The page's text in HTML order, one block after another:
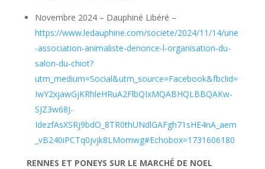
Novembre 2024 – Dauphiné Libéré –
https://www.ledauphine.com/societe/2024/11/14/une
-association-animaliste-denonce-l-organisation-du-
salon-du-chiot?
utm_medium=Social&utm_source=Facebook&fbclid=
IwY2xjawGjKRhleHRuA2FlbQIxMQABHQLBBQAKw-
SJZ3w68J-
IdezfAsXSRj9bdO_8TR0thUNdlGAFgh71sHE4nA_aem
_vB240iPCTq0jvjk8LMomwg#Echobox=1731606180
RENNES ET PONEYS SUR LE MARCHÉ DE NOEL